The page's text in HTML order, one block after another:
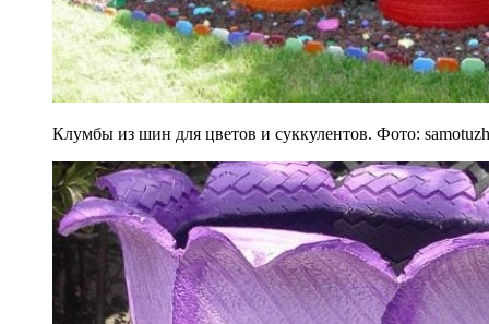
Клумбы из шин для цветов и суккулентов. Фото: